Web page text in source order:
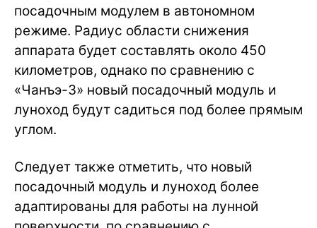
посадочным модулем в автономном
режиме. Радиус области снижения
аппарата будет составлять около 450
километров, однако по сравнению с
«Чанъэ-3» новый посадочный модуль и
луноход будут садиться под более прямым
углом.
Следует также отметить, что новый
посадочный модуль и луноход более
адаптированы для работы на лунной